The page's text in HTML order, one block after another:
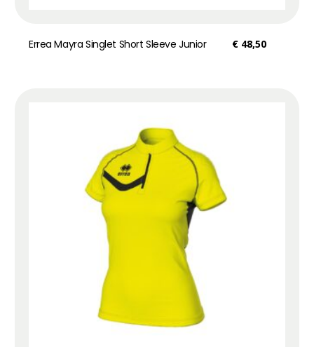
Errea Mayra Singlet Short Sleeve Junior € 48,50